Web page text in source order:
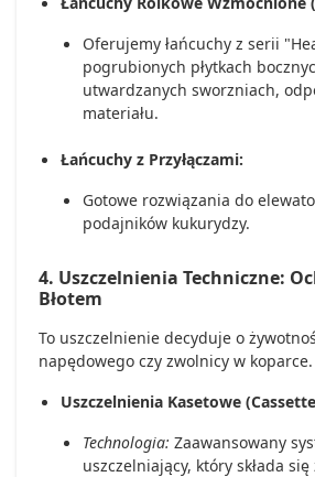
Oferujemy łańcuchy z serii
pogrubionych płytkach
utwardzanych sworzniach,
materiału.
Łańcuchy z Przyłączami:
Gotowe rozwiązania do
podajników kukurydzy.
4. Uszczelnienia Techniczne:
Błotem
To uszczelnienie decyduje o
napędowego czy zwolnicy w koparce.
Uszczelnienia Kasetowe
Technologia: Zaawansowany
uszczelniający, który składa